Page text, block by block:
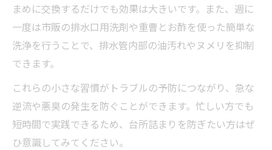
まめに交換するだけでも効果は大きいです。また、週に
一度は市販の排水口用洗剤や重曹とお酢を使った簡単な
洗浄を行うことで、排水管内部の油汚れやヌメリを抑制
できます。
これらの小さな習慣がトラブルの予防につながり、急な
逆流や悪臭の発生を防ぐことができます。忙しい方でも
短時間で実践できるため、台所詰まりを防ぎたい方はぜ
ひ意識してみてください。